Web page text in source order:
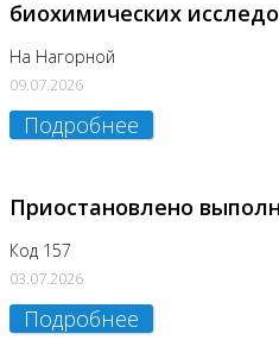
биохимических
На Нагорной
09.07.2026
Подробнее
Приостановлено
Код 157
03.07.2026
Подробнее